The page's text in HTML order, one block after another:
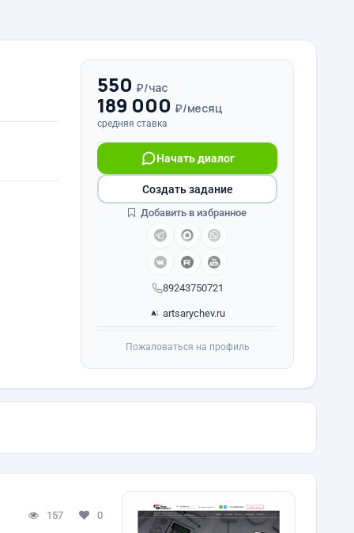
550 ₽/час
189 000 ₽/месяц
средняя ставка
89243750721
Начать диалог
artsarychev.ru
Создать задание
Добавить в избранное
Пожаловаться на профиль
157 0